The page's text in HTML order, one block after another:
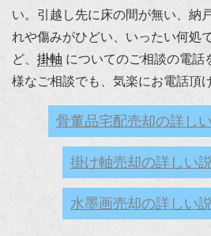
い。引越し先に床の間が無い、納
れや傷みがひどい、いったい何処
ど、 掛軸 についてのご相談の電話
様なご相談でも、気楽にお電話頂
骨董品宅配売却の詳し
掛け軸売却の詳しい
水墨画売却の詳しい